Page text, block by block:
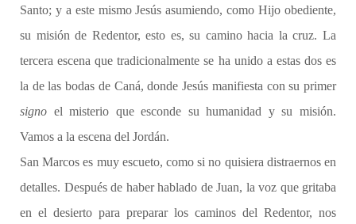
Santo; y a este mismo Jesús asumiendo, como Hijo obediente,
su misión de Redentor, esto es, su camino hacia la cruz. La
tercera escena que tradicionalmente se ha unido a estas dos es
la de las bodas de Caná, donde Jesús manifiesta con su primer
signo el misterio que esconde su humanidad y su misión.
Vamos a la escena del Jordán.
San Marcos es muy escueto, como si no quisiera distraernos en
detalles. Después de haber hablado de Juan, la voz que gritaba
en el desierto para preparar los caminos del Redentor, nos